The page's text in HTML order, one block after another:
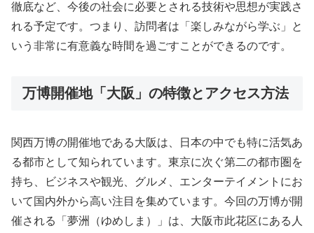
徹底など、今後の社会に必要とされる技術や思想が実践さ
れる予定です。つまり、訪問者は「楽しみながら学ぶ」と
いう非常に有意義な時間を過ごすことができるのです。
万博開催地「大阪」の特徴とアクセス方法
関西万博の開催地である大阪は、日本の中でも特に活気あ
る都市として知られています。東京に次ぐ第二の都市圏を
持ち、ビジネスや観光、グルメ、エンターテイメントにお
いて国内外から高い注目を集めています。今回の万博が開
催される「夢洲（ゆめしま）」は、大阪市此花区にある人